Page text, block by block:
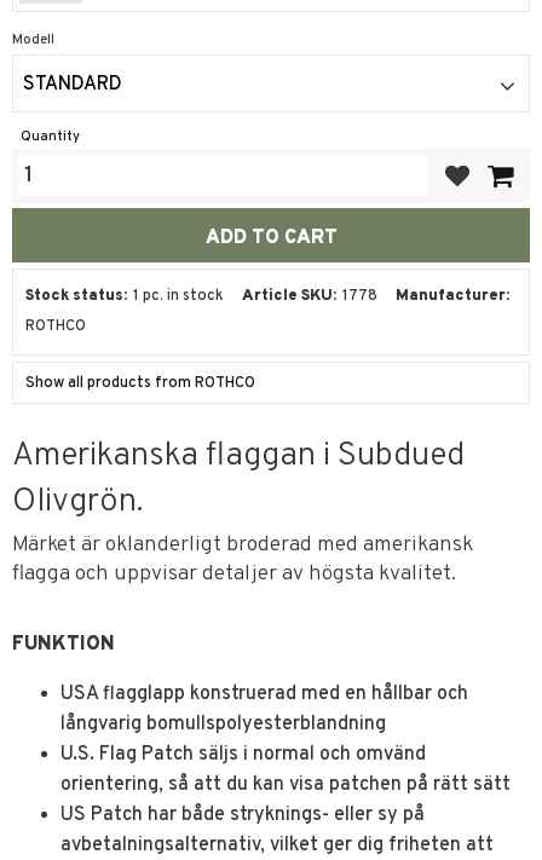
Modell
STANDARD
Quantity
Stock status 1 pc. in stock Article SKU 1778
Manufacturer
ROTHCO
Show all products from ROTHCO
Amerikanska flaggan i Subdued
Olivgrön.
Märket är oklanderligt broderad med amerikansk
flagga och uppvisar detaljer av högsta kvalitet.
FUNKTION
USA flagglapp konstruerad med en hållbar och
långvarig bomullspolyesterblandning
U.S. Flag Patch säljs i normal och omvänd
orientering, så att du kan visa patchen på rätt sätt
US Patch har både stryknings- eller sy på
avbetalningsalternativ, vilket ger dig friheten att